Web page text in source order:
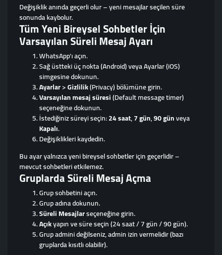
Değişiklik anında geçerli olur – yeni mesajlar seçilen süre
sonunda kaybolur.
Tüm Yeni Bireysel Sohbetler İçin
Varsayılan Süreli Mesaj Ayarı
WhatsApp'ı açın.
Sağ üstteki üç nokta (Android) veya Ayarlar (iOS)
simgesine dokunun.
Ayarlar>Gizlilik(Privacy) bölümüne girin.
Varsayılan mesaj süresi(Default message timer)
seçeneğine dokunun.
İstediğiniz süreyi seçin:24 saat,7 gün,90 günveya
Kapalı.
Değişiklikleri kaydedin.
Bu ayar yalnızca yeni bireysel sohbetler için geçerlidir –
mevcut sohbetleri etkilemez.
Gruplarda Süreli Mesaj Açma
Grup sohbetini açın.
Grup adına dokunun.
Süreli Mesajlarseçeneğine girin.
Açıkyapın ve süre seçin (24 saat / 7 gün / 90 gün).
Grup admini değilseniz, admin izin vermelidir (bazı
gruplarda kısıtlı olabilir).